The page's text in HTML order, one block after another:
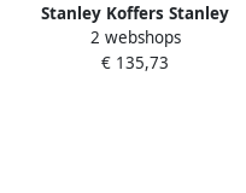
Stanley Koffers Stanley
FATMAX Gereedschapswagen
240L FMST1-75531
2 webshops
€ 135,73